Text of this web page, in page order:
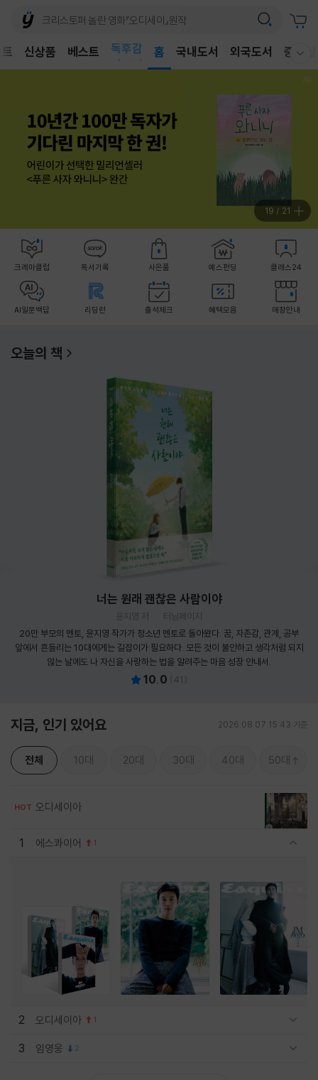
신상품 베스트
어린이
독후감
홈 국내도서 외국도서 중고샵
19 / 21
크레마클럽 독서기록 사은품 예스펀딩 클래스24
AI일문백답 리딩런 출석체크 혜택모음 매장안내
오늘의 책
너는 원래 괜찮은 사람이야
윤지영 저
터닝페이지
20만 부모의 멘토, 윤지영 작가가 청소년 멘토로 돌아왔다. 꿈, 자존감, 관계, 공부
앞에서 흔들리는 10대에게는 길잡이가 필요하다. 모든 것이 불안하고 생각처럼 되지
않는 날에도 나 자신을 사랑하는 법을 알려주는 마음 성장 안내서.
10.0 ( 41 )
지금, 인기 있어요 2026.08.07 15:43 기준
전체 10대 20대 30대 40대 50대
HOT 오디세이아
1 에스콰이어 1
2 오디세이아 1
3 임영웅 2